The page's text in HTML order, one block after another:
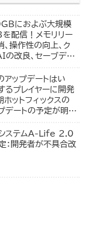
におよぶ大規模
配信！メモリリー
操作性の向上、ク
の改良、セーブデー
ップデートはい
るプレイヤーに開発
ットフィックスの
デートの予定が明ら
ステムA-Life 2.0
：開発者が不具合改